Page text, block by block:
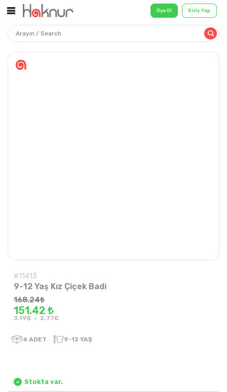
Üye Ol
#11413
9-12 Yaş Kız Çiçek Badi
168.24₺
151.42 ₺
3.19$ - 2.77€
4 ADET 9-12 YAŞ
Stokta var.